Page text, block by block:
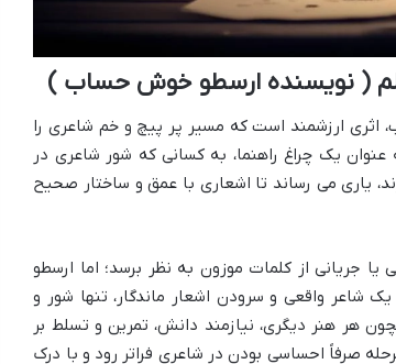
قلم ( نویسنده ارسطو خوش حساب )
اثری ارزشمند است که مسیر پر پیچ و خم شاعری را
یک چراغ راهنما، به کسانی که شور شاعری در
یاری می رساند تا اشعاری با عمق و ساختار صحیح
جریانی از کلمات موزون به نظر برسد؛ اما ارسطو
واقعی و سرودن اشعار ماندگار، تنها شور و
هنر دیگری، نیازمند دانش، تمرین و تسلط بر
صرفاً احساسی بودن در شاعری فراتر رود و با درک